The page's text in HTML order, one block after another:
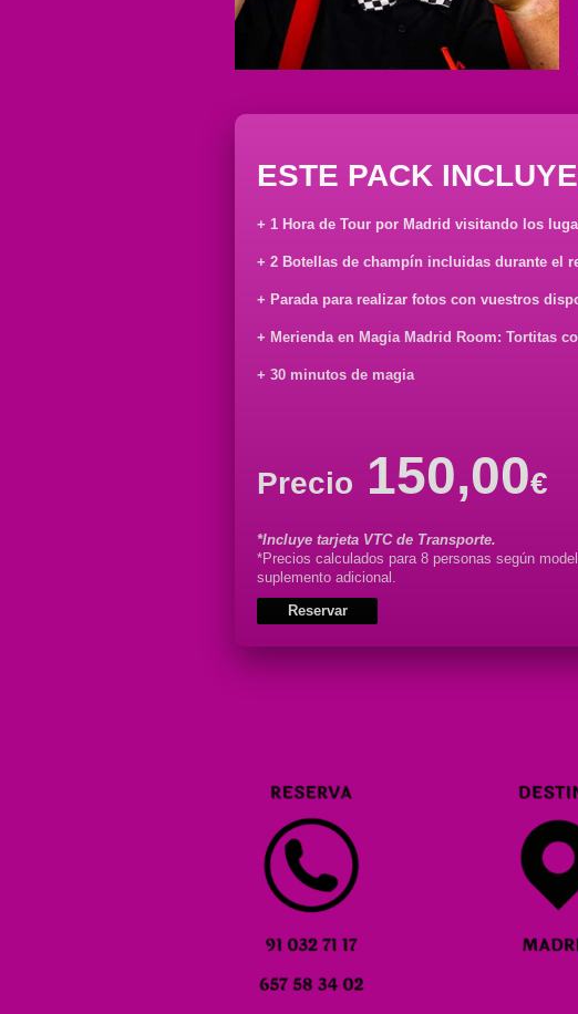
ESTE PACK
+ 1 Hora de Tour por Madrid visitando los
+ 2 Botellas de champín incluidas durante el
+ Parada para realizar fotos con vuestros
+ Merienda en Magia Madrid Room: Tortitas
+ 30 minutos de magia
Precio 150,00€
*Incluye tarjeta VTC de Transporte.
*Precios calculados para 8 personas según
suplemento adicional.
Reservar